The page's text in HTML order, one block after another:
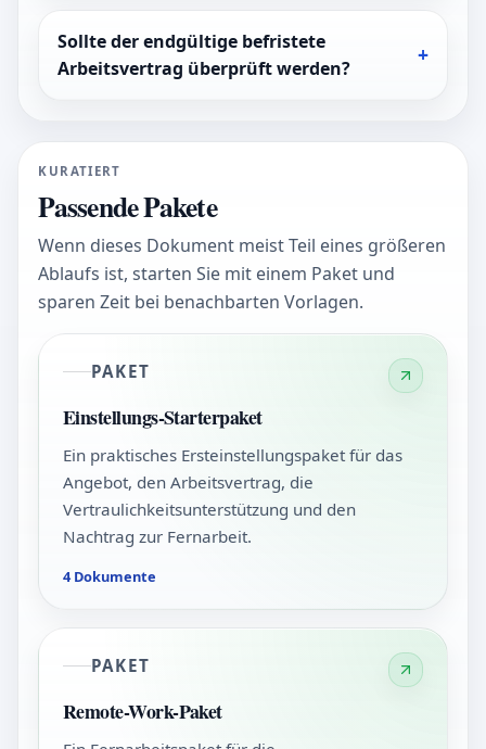
Sollte der endgültige befristete
Arbeitsvertrag überprüft werden?
KURATIERT
Passende Pakete
Wenn dieses Dokument meist Teil eines größeren
Ablaufs ist, starten Sie mit einem Paket und
sparen Zeit bei benachbarten Vorlagen.
PAKET
Einstellungs-Starterpaket
Ein praktisches Ersteinstellungspaket für das
Angebot, den Arbeitsvertrag, die
Vertraulichkeitsunterstützung und den
Nachtrag zur Fernarbeit.
4 Dokumente
PAKET
Remote-Work-Paket